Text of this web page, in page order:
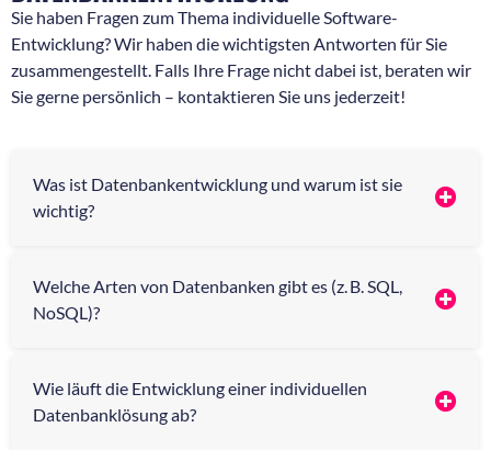
Sie haben Fragen zum Thema individuelle Software-
Entwicklung? Wir haben die wichtigsten Antworten für Sie
zusammengestellt. Falls Ihre Frage nicht dabei ist, beraten wir
Sie gerne persönlich – kontaktieren Sie uns jederzeit!
Was ist Datenbankentwicklung und warum ist sie
wichtig?
Welche Arten von Datenbanken gibt es (z. B. SQL,
NoSQL)?
Wie läuft die Entwicklung einer individuellen
Datenbanklösung ab?